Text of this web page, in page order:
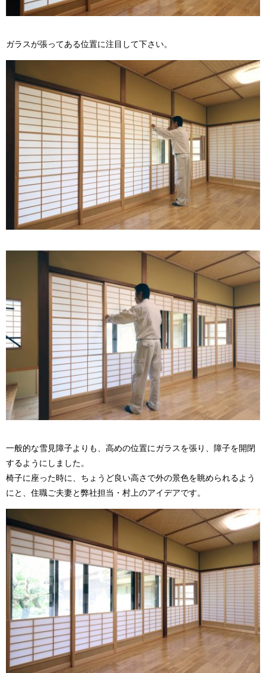
ガラスが張ってある位置に注目して下さい。
一般的な雪見障子よりも、高めの位置にガラスを張り、障子を開閉
するようにしました。
椅子に座った時に、ちょうど良い高さで外の景色を眺められるよう
にと、住職ご夫妻と弊社担当・村上のアイデアです。